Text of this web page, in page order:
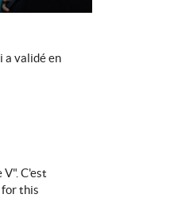
a validé en
C'est
for this